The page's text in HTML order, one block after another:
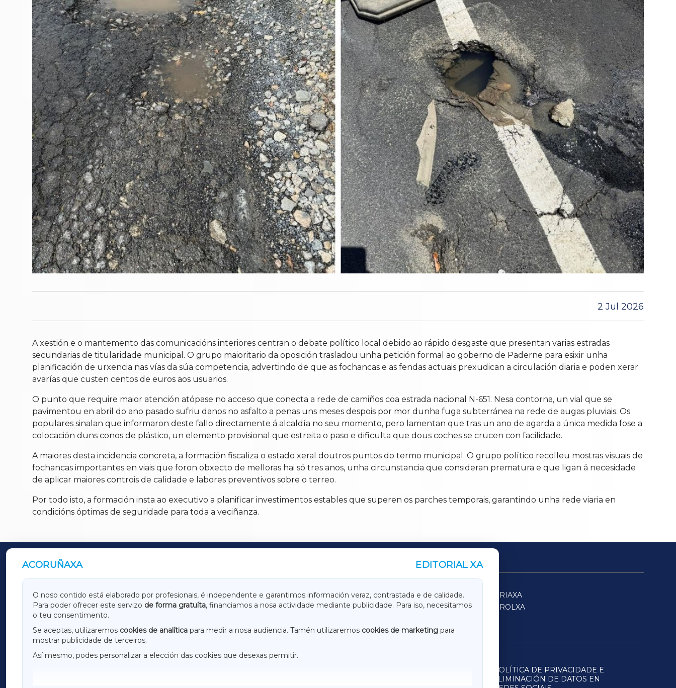
2 Jul 2026
A xestión e o mantemento das comunicacións interiores centran o debate político local debido ao rápido desgaste que presentan varias estradas
secundarias de titularidade municipal. O grupo maioritario da oposición trasladou unha petición formal ao goberno de Paderne para esixir unha
planificación de urxencia nas vías da súa competencia, advertindo de que as fochancas e as fendas actuais prexudican a circulación diaria e poden xerar
avarías que custen centos de euros aos usuarios.
O punto que require maior atención atópase no acceso que conecta a rede de camiños coa estrada nacional N-651. Nesa contorna, un vial que se
pavimentou en abril do ano pasado sufriu danos no asfalto a penas uns meses despois por mor dunha fuga subterránea na rede de augas pluviais. Os
populares sinalan que informaron deste fallo directamente á alcaldía no seu momento, pero lamentan que tras un ano de agarda a única medida fose a
colocación duns conos de plástico, un elemento provisional que estreita o paso e dificulta que dous coches se crucen con facilidade.
A maiores desta incidencia concreta, a formación fiscaliza o estado xeral doutros puntos do termo municipal. O grupo político recolleu mostras visuais de
fochancas importantes en viais que foron obxecto de melloras hai só tres anos, unha circunstancia que consideran prematura e que ligan á necesidade
de aplicar maiores controis de calidade e labores preventivos sobre o terreo.
Por todo isto, a formación insta ao executivo a planificar investimentos estables que superen os parches temporais, garantindo unha rede viaria en
condicións óptimas de seguridade para toda a veciñanza.
ACORUÑAXA EDITORIAL XA
O noso contido está elaborado por profesionais, é independente e garantimos información veraz, contrastada e de calidade.
Para poder ofrecer este servizo de forma gratuíta, financiamos a nosa actividade mediante publicidade. Para iso, necesitamos
o teu consentimento.
Se aceptas, utilizaremos cookies de analítica para medir a nosa audiencia. Tamén utilizaremos cookies de marketing para
mostrar publicidade de terceiros.
Así mesmo, podes personalizar a elección das cookies que desexas permitir.
OUTROS PERIÓDICOS
GALICIAXA LUGOXA TERRACHAXA
SARRIAXA
AMARIÑAXA
RIBEIRASACRAXA ACORUÑAXA
FERROLXA
OURENSEXA
POLÍTICA DE PRIVACIDADE E
ELIMINACIÓN DE DATOS EN